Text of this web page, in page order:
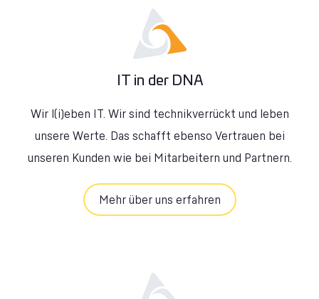
IT in der DNA
Wir l(i)eben IT. Wir sind technikverrückt und leben
unsere Werte. Das schafft ebenso Vertrauen bei
unseren Kunden wie bei Mitarbeitern und Partnern.
Mehr über uns erfahren